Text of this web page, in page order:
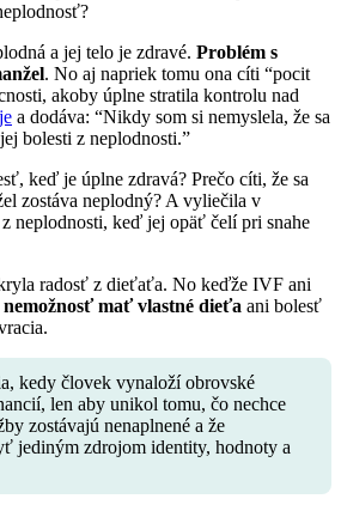
a jej telo je zdravé. Problém s
. No aj napriek tomu ona cíti “pocit
akoby úplne stratila kontrolu nad
a dodáva: “Nikdy som si nemyslela, že sa
bolesti z neplodnosti.”
keď je úplne zdravá? Prečo cíti, že sa
zostáva neplodný? A vyliečila v
neplodnosti, keď jej opäť čelí pri snahe
radosť z dieťaťa. No keďže IVF ani
mať vlastné dieťa ani bolesť
kedy človek vynaloží obrovské
len aby unikol tomu, čo nechce
zostávajú nenaplnené a že
jediným zdrojom identity, hodnoty a